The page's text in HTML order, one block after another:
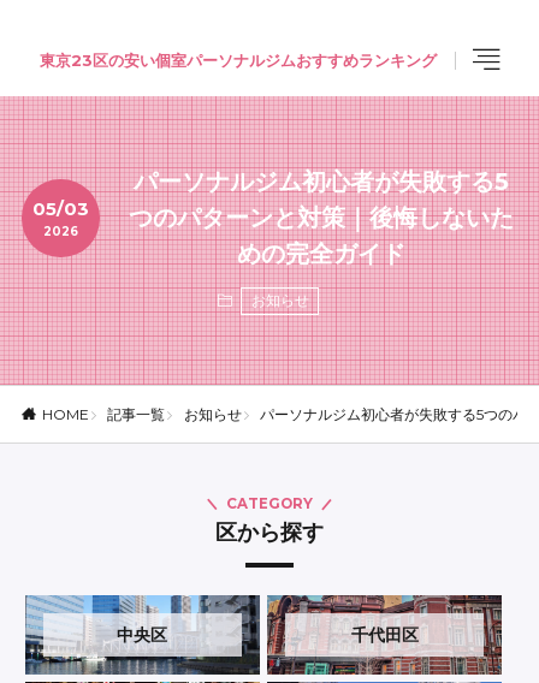
東京23区の安い個室パーソナルジムおすすめランキング
05/03
2026
パーソナルジム初心者が失敗する5
つのパターンと対策｜後悔しないた
めの完全ガイド
お知らせ
HOME 記事一覧 お知らせ パーソナルジム初心者が失敗する5つのパ
区から探す
CATEGORY
中央区 千代田区